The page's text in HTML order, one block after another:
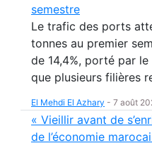
semestre
Le trafic des ports
tonnes au premier
de 14,4%, porté par
que plusieurs filières
El Mehdi El Azhary - 7 août
« Vieillir avant de
de l’économie